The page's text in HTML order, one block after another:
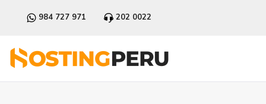
984 727 971 202 0022